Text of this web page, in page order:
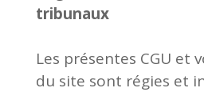
tribunaux
Les présentes CGU et
du site sont régies et